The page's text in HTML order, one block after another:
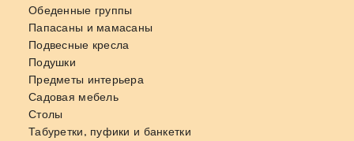
Обеденные группы
Папасаны и мамасаны
Подвесные кресла
Подушки
Предметы интерьера
Садовая мебель
Столы
Табуретки, пуфики и банкетки